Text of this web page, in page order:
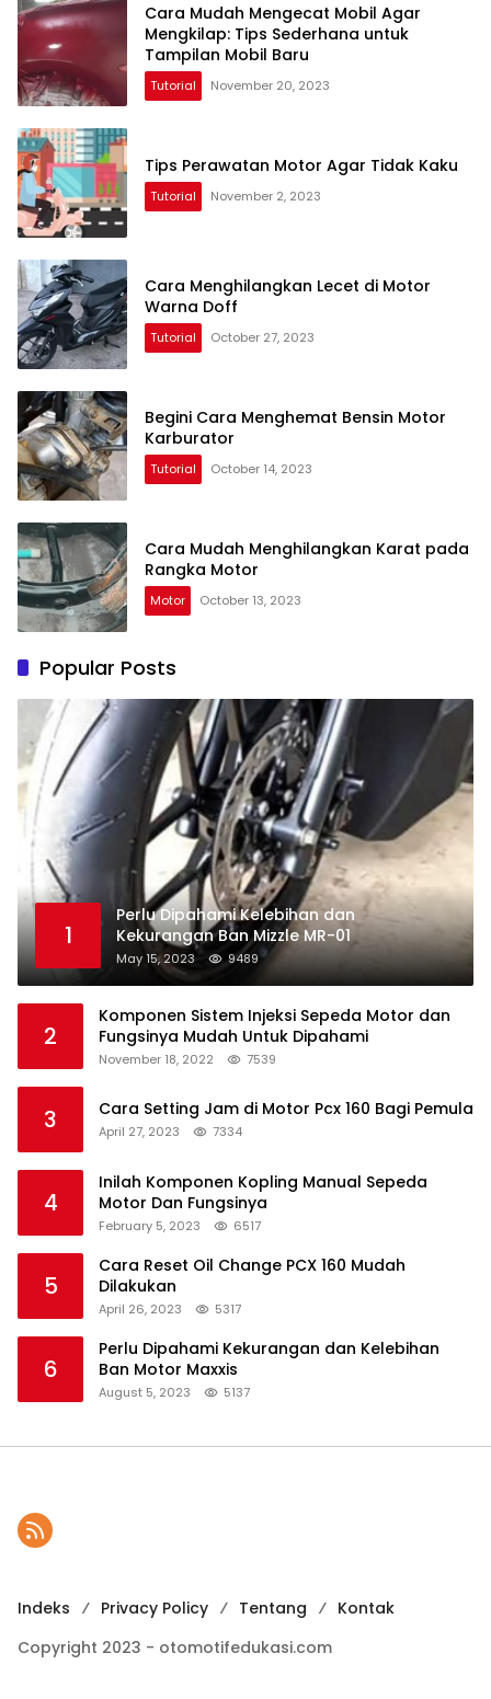
Cara Mudah Mengecat Mobil Agar
Mengkilap: Tips Sederhana untuk
Tampilan Mobil Baru
Tutorial November 20, 2023
Tips Perawatan Motor Agar Tidak Kaku
Tutorial November 2, 2023
Cara Menghilangkan Lecet di Motor
Warna Doff
Tutorial October 27, 2023
Begini Cara Menghemat Bensin Motor
Karburator
Tutorial October 14, 2023
Cara Mudah Menghilangkan Karat pada
Rangka Motor
Motor October 13, 2023
Popular Posts
1
Perlu Dipahami Kelebihan dan
Kekurangan Ban Mizzle MR-01
May 15, 2023 9489
2
Komponen Sistem Injeksi Sepeda Motor dan
Fungsinya Mudah Untuk Dipahami
November 18, 2022 7539
3 Cara Setting Jam di Motor Pcx 160 Bagi Pemula
April 27, 2023 7334
4
Inilah Komponen Kopling Manual Sepeda
Motor Dan Fungsinya
February 5, 2023 6517
5
Cara Reset Oil Change PCX 160 Mudah
Dilakukan
April 26, 2023 5317
6
Perlu Dipahami Kekurangan dan Kelebihan
Ban Motor Maxxis
August 5, 2023 5137
Indeks Privacy Policy Tentang
Kontak
Copyright 2023 - otomotifedukasi.com